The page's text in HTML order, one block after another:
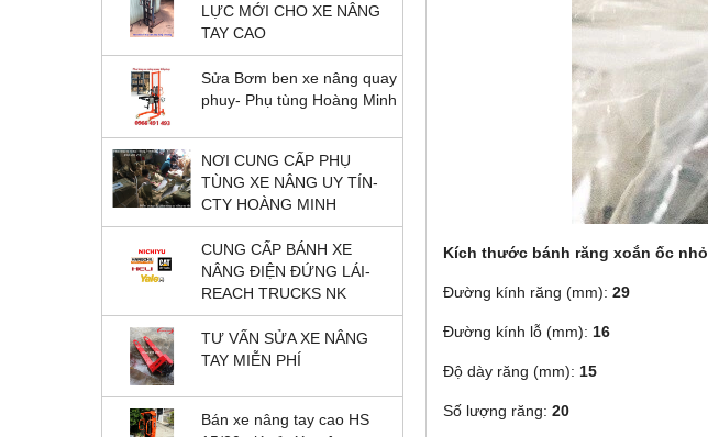
LỰC MỚI CHO XE NÂNG
TAY CAO
Sửa Bơm ben xe nâng quay
phuy- Phụ tùng Hoàng Minh
NƠI CUNG CẤP PHỤ
TÙNG XE NÂNG UY TÍN-
CTY HOÀNG MINH
CUNG CẤP BÁNH XE
NÂNG ĐIỆN ĐỨNG LÁI-
REACH TRUCKS NK
TƯ VẤN SỬA XE NÂNG
TAY MIỄN PHÍ
Bán xe nâng tay cao HS
Kích thước bánh răng xoắn ốc nhỏ
Đường kính răng (mm): 29
Đường kính lỗ (mm): 16
Độ dày răng (mm): 15
Số lượng răng: 20